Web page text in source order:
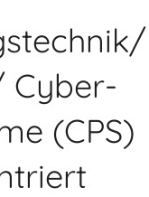
Cyber-
(CPS)